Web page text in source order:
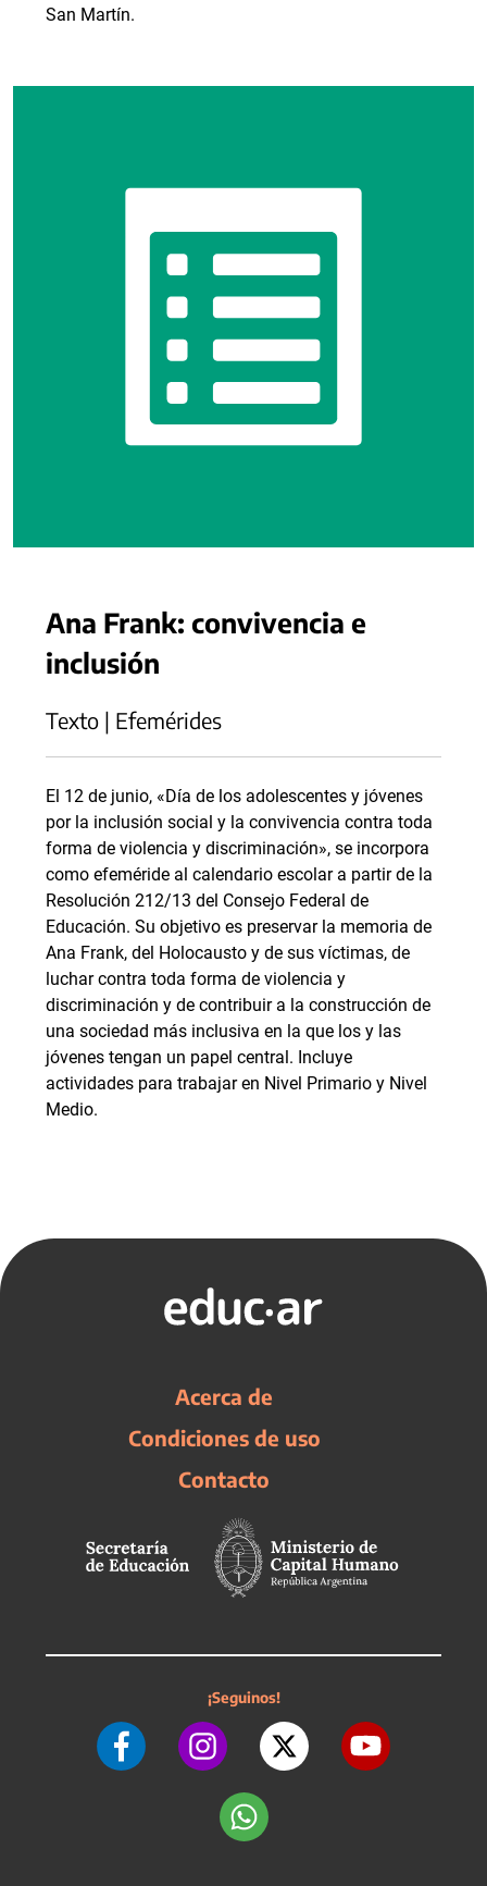
San Martín.
Ana Frank: convivencia e
inclusión
Texto | Efemérides
El 12 de junio, «Día de los adolescentes y jóvenes
por la inclusión social y la convivencia contra toda
forma de violencia y discriminación», se incorpora
como efeméride al calendario escolar a partir de la
Resolución 212/13 del Consejo Federal de
Educación. Su objetivo es preservar la memoria de
Ana Frank, del Holocausto y de sus víctimas, de
luchar contra toda forma de violencia y
discriminación y de contribuir a la construcción de
una sociedad más inclusiva en la que los y las
jóvenes tengan un papel central. Incluye
actividades para trabajar en Nivel Primario y Nivel
Medio.
Acerca de
Condiciones de uso
Contacto
¡Seguinos!